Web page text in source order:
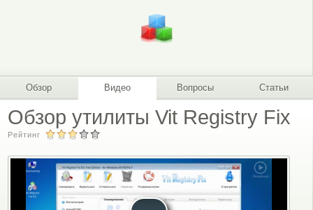
Обзор Видео Вопросы Статьи
Обзор утилиты Vit Registry Fix
Рейтинг